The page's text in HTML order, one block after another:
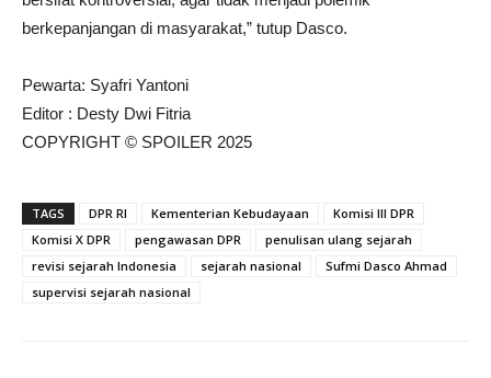
berkepanjangan di masyarakat,” tutup Dasco.
Pewarta: Syafri Yantoni
Editor : Desty Dwi Fitria
COPYRIGHT © SPOILER 2025
TAGS DPR RI Kementerian Kebudayaan
Komisi III DPR
Komisi X DPR
pengawasan DPR
penulisan ulang sejarah
revisi sejarah Indonesia
sejarah nasional
Sufmi Dasco Ahmad
supervisi sejarah nasional